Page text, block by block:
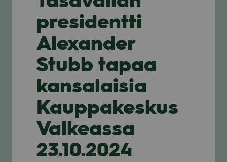
presidentti
Alexander
Stubb tapaa
kansalaisia
Kauppakeskus
Valkeassa
23.10.2024